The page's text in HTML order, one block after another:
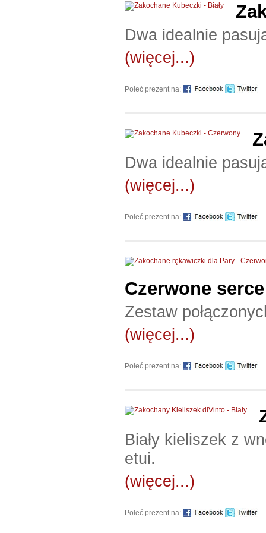
Dwa idealnie
(więcej...)
Poleć prezent na:
Dwa idealnie
(więcej...)
Poleć prezent na:
Czerwone serce
Zestaw
(więcej...)
Poleć prezent na:
Biały kieliszek z
etui.
(więcej...)
Poleć prezent na: